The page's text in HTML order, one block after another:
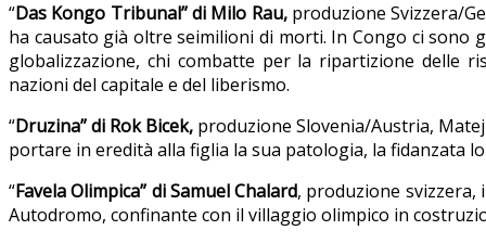
“Das Kongo Tribunal” di Milo Rau,produzione Svizzera/
ha causato già oltre seimilioni di morti. In Congo ci sono
globalizzazione, chi combatte per la ripartizione delle
nazioni del capitale e del liberismo.
“Druzina” di Rok Bicek, produzione Slovenia/Austria,
portare in eredità alla figlia la sua patologia, la fidanzata
“Favela Olimpica” di Samuel Chalard, produzione svizzera,
Autodromo, confinante con il villaggio olimpico in